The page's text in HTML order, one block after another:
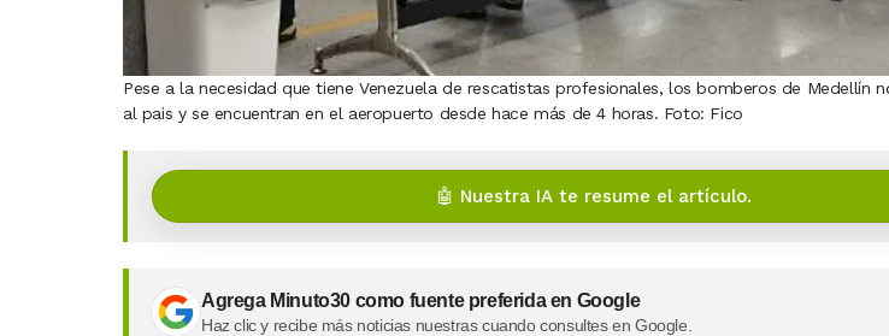
Pese a la necesidad que tiene Venezuela de rescatistas profesionales, los bomberos de Medellín
al pais y se encuentran en el aeropuerto desde hace más de 4 horas. Foto: Fico
🤖 Nuestra IA te resume el artículo.
Agrega Minuto30 como fuente preferida en Google
Haz clic y recibe más noticias nuestras cuando consultes en Google.